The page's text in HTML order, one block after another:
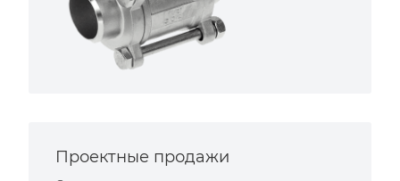
Проектные продажи